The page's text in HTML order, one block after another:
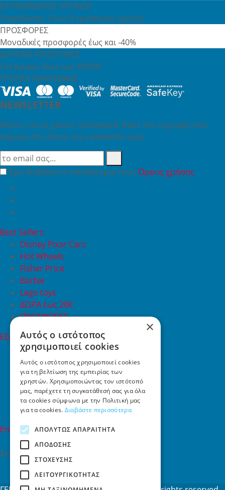
ΕΚΤΙΜΩΜΕΝΟΣ ΧΡΟΝΟΣ
Παράδοσης 3 έως 6 εργάσιμες ημέρες
ΠΡΟΣΦΟΡΕΣ
Μοναδικές προσφορές έως και -40%
ΔΩΡΕΑΝ ΑΠΟΣΤΟΛΕΣ
Για Αγορές Άνω των 49,99€
ΤΡΟΠΟΙ ΠΛΗΡΩΜΗΣ
NEWSLETTER
Θέλεις να μη χάνεις προσφορά; Κάνε την εγγραφή σου
σήμερα στη λίστα του newsletter μας!
Έχω διαβάσει κι αποδέχομαι τουςΌρους χρήσης
Best Sellers
Disney Pixar Cars
Hot Wheels
Fisher Price
Barbie
Lego toys
ΔΩΡΑ έως 20€
ΠΡΟΣΦΟΡΕΣ
Εξυπηρέτηση Πελατών
Εξυπηρέτηση πελατών
Συχνές ερωτήσεις
Όροι χρήσης
Τρόποι Πληρωμής
Επιστροφές
Επικοινωνία
Επικοινωνία
Σκαλάνι, Ηράκλειο Κρήτης
2810731415
info[at]toys4u.gr
×
Αυτός ο ιστότοπος
χρησιμοποιεί cookies
Αυτός ο ιστότοπος χρησιμοποιεί cookies
για τη βελτίωση της εμπειρίας των
χρηστών. Χρησιμοποιώντας τον ιστότοπό
μας, παρέχετε τη συγκατάθεσή σας για όλα
τα cookies σύμφωνα με την Πολιτική μας
για τα cookies. Διαβάστε περισσότερα
ΑΠΟΛΎΤΩΣ ΑΠΑΡΑΊΤΗΤΑ
ΑΠΌΔΟΣΗΣ
ΣΤΌΧΕΥΣΗΣ
ΛΕΙΤΟΥΡΓΙΚΌΤΗΤΑΣ